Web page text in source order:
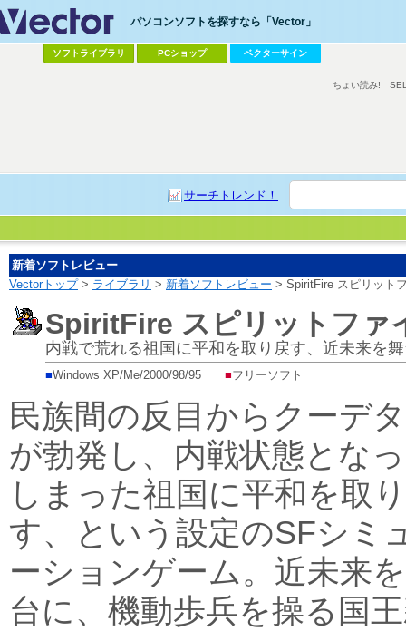
パソコンソフトを探すなら「Vector」
ソフトライブラリ PCショップ ベクターサイン
サーチトレンド！
ちょい読み!
新着ソフトレビュー
Vectorトップ> ライブラリ > 新着ソフトレビュー > SpiritFire スピリット
SpiritFire スピリットファ
内戦で荒れる祖国に平和を取り戻す、近未来を
■Windows XP/Me/2000/98/95 ■フリーソフト
民族間の反目からクーデ
が勃発し、内戦状態とな
しまった祖国に平和を取
す、という設定のSFシミ
ーションゲーム。近未来
台に、機動歩兵を操る国